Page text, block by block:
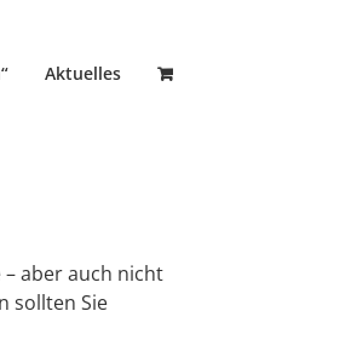
Aktuelles
– aber auch nicht
sollten Sie